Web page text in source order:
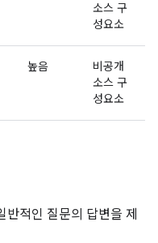
소스 구
성요소
높음
비공개
소스 구
성요소
반적인 질문의 답변을 제